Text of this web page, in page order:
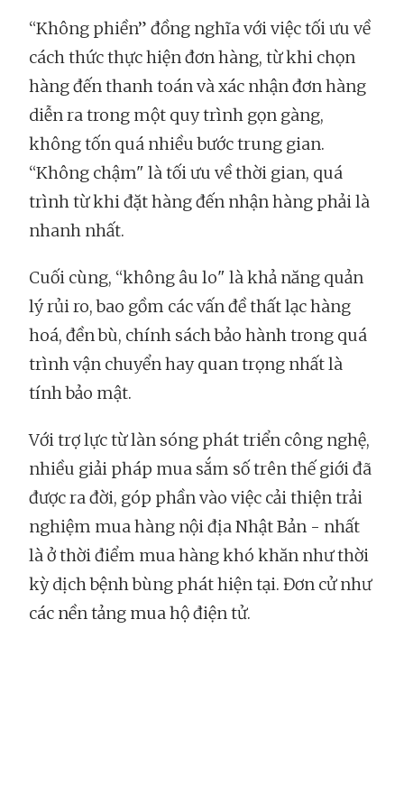
“Không phiền” đồng nghĩa với việc tối ưu về
cách thức thực hiện đơn hàng, từ khi chọn
hàng đến thanh toán và xác nhận đơn hàng
diễn ra trong một quy trình gọn gàng,
không tốn quá nhiều bước trung gian.
“Không chậm" là tối ưu về thời gian, quá
trình từ khi đặt hàng đến nhận hàng phải là
nhanh nhất.
Cuối cùng, “không âu lo" là khả năng quản
lý rủi ro, bao gồm các vấn đề thất lạc hàng
hoá, đền bù, chính sách bảo hành trong quá
trình vận chuyển hay quan trọng nhất là
tính bảo mật.
Với trợ lực từ làn sóng phát triển công nghệ,
nhiều giải pháp mua sắm số trên thế giới đã
được ra đời, góp phần vào việc cải thiện trải
nghiệm mua hàng nội địa Nhật Bản - nhất
là ở thời điểm mua hàng khó khăn như thời
kỳ dịch bệnh bùng phát hiện tại. Đơn cử như
các nền tảng mua hộ điện tử.